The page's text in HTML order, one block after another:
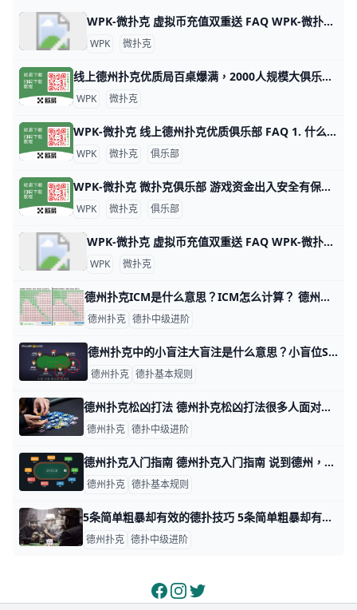
WPK-微扑克 虚拟币充值双重送 FAQ WPK-微扑克 虚拟币充值双重送 FAQ 1. 什么是 WPK-微扑克 虚拟币充值双重送活动？ WPK-微扑克 虚拟币充值双重送活动是针对使用USDT充值的玩家，
WPK 微扑克
线上德州扑克优质局百桌爆满，2000人规模大俱乐部！ 1. 什么是《微扑克》wepoker俱乐部？ 《微扑克》wepoker俱乐部是一个规模达2000人的线上德州扑克俱乐部，提供优质的游戏体验。 2. WP
WPK 微扑克
WPK-微扑克 线上德州扑克优质俱乐部 FAQ 1. 什么是 WPK-微扑克 线上德州扑克优质俱乐部？ WPK-微扑克 是一个提供全级别德州扑克游戏的线上俱乐部，致力于为德扑爱好者打造一个优质的交流平
WPK 微扑克 俱乐部
WPK-微扑克 微扑克俱乐部 游戏资金出入安全有保证吗？ WPK-微扑克 微扑克俱乐部 游戏资金出入安全有保证吗？ 微扑克俱乐部 官方俱乐部，有资金保证，上下分没有限制，出入秒到帐，适合不同资金实力的玩家。
WPK 微扑克 俱乐部
WPK-微扑克 虚拟币充值双重送 FAQ WPK-微扑克 虚拟币充值双重送 FAQ 1. 什么是 WPK-微扑克 虚拟币充值双重送活动？ WPK-微扑克 虚拟币充值双重送活动是针对使用USDT充值的玩家，
WPK 微扑克
德州扑克ICM是什么意思？ICM怎么计算？ 德州扑克ICM是什么意思？ICM怎么计算？ 因为最终桌不可避免的决定，你不想成为浪费巨大机会的人。因为最终桌明显的奖金跃升，你在这些场合的决定
德州扑克 德扑中级进阶
德州扑克中的小盲注大盲注是什么意思？小盲位SB和大盲位BB分别在什么位置？ 德州扑克中的小盲大盲是什么意思？小盲位SB和大盲位BB分别在什么位置？下面我们就为大家仔细解答一下。 小盲注英文全称为：Small Blind，
德州扑克 德扑基本规则
德州扑克松凶打法 德州扑克松凶打法很多人面对松凶玩家都会十分头疼，因为松凶玩家经常在进攻，不断的下注和加注让我们很难判断出究竟他的底牌是什么。但松凶要打好不容
德州扑克 德扑中级进阶
德州扑克入门指南 德州扑克入门指南 说到德州，人们总会不经意间联想到扒鸡和扑克，感叹德州人民在美食和娱乐上竟具有这样的智慧。只不过德州扒鸡源自于好客之乡山东德州
德州扑克 德扑基本规则
5条简单粗暴却有效的德扑技巧 5条简单粗暴却有效的德扑技巧 在我们刚接触德州扑克，了解最基本的规则后，会有一种德扑还挺简单的错觉，可一旦玩得多玩得深了，很多人就会被这个游戏
德州扑克 德扑中级进阶
Facebook
Instagram
Twitter